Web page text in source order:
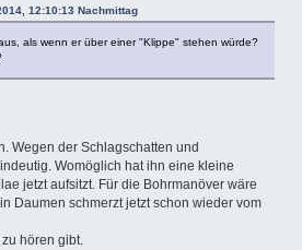
12:10:13 Nachmittag
als wenn er über einer "Klippe" stehen würde?
Wegen der Schlagschatten und
Womöglich hat ihn eine kleine
jetzt aufsitzt. Für die Bohrmanöver wäre
Daumen schmerzt jetzt schon wieder vom
hören gibt.